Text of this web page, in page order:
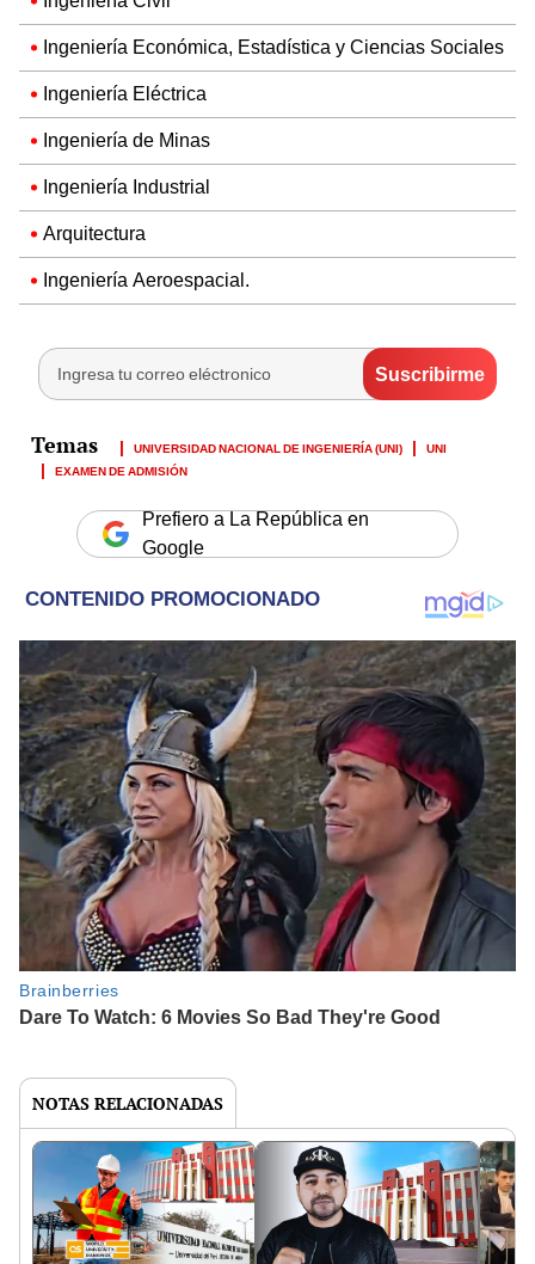
Ingeniería Económica, Estadística y Ciencias Sociales
Ingeniería Eléctrica
Ingeniería de Minas
Ingeniería Industrial
Arquitectura
Ingeniería Aeroespacial.
UNIVERSIDAD NACIONAL DE INGENIERÍA (UNI)
UNI
EXAMEN DE ADMISIÓN
Prefiero a La República en
Google
NOTAS RELACIONADAS